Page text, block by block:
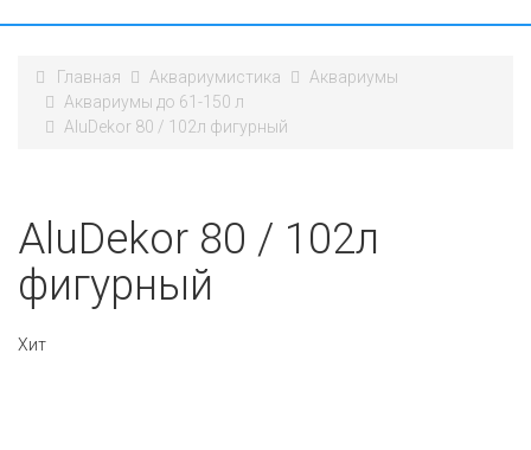
Главная Аквариумистика
Аквариумы
Аквариумы до 61-150 л
AluDekor 80 / 102л фигурный
AluDekor 80 / 102л
фигурный
Хит